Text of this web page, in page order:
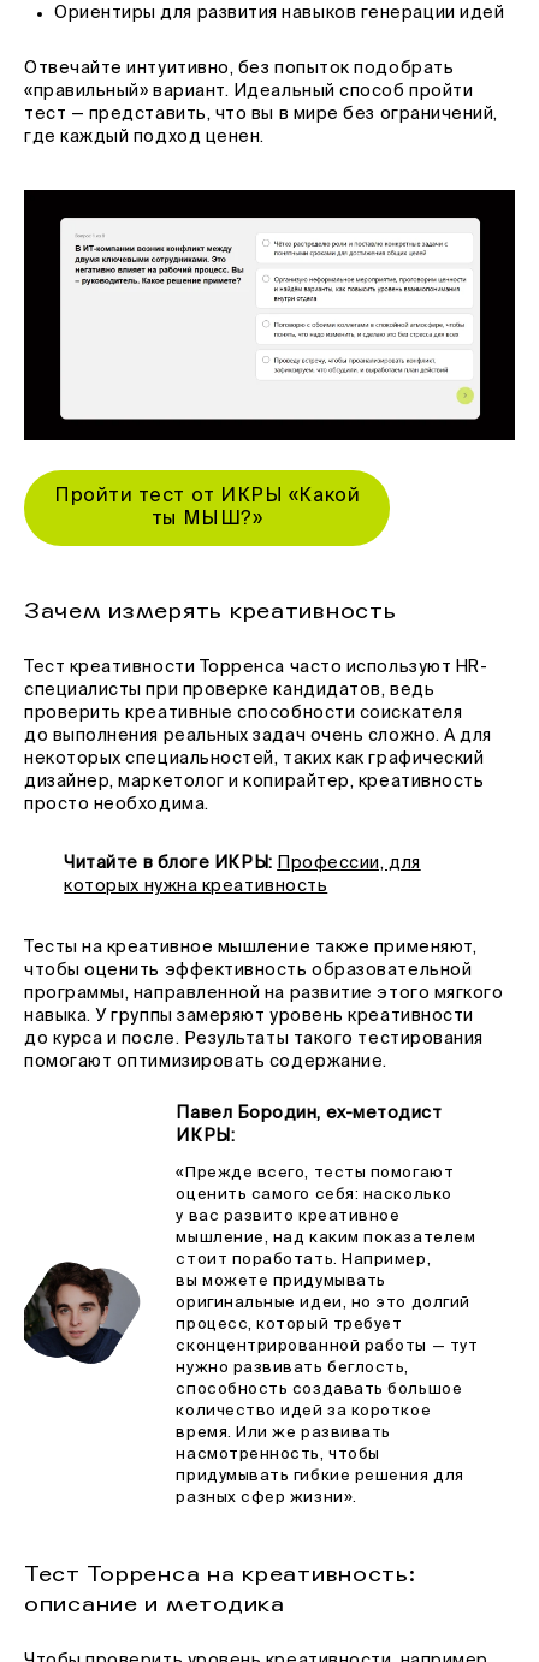
Ориентиры для развития навыков генерации идей
Отвечайте интуитивно, без попыток подобрать
«правильный» вариант. Идеальный способ пройти
тест — представить, что вы в мире без ограничений,
где каждый подход ценен.
Пройти тест от ИКРЫ «Какой
ты МЫШ?»
Зачем измерять креативность
Тест креативности Торренса часто используют HR-
специалисты при проверке кандидатов, ведь
проверить креативные способности соискателя
до выполнения реальных задач очень сложно. А для
некоторых специальностей, таких как графический
дизайнер, маркетолог и копирайтер, креативность
просто необходима.
Читайте в блоге ИКРЫ: Профессии, для
которых нужна креативность
Тесты на креативное мышление также применяют,
чтобы оценить эффективность образовательной
программы, направленной на развитие этого мягкого
навыка. У группы замеряют уровень креативности
до курса и после. Результаты такого тестирования
помогают оптимизировать содержание.
Павел Бородин, ex-методист
ИКРЫ :
«Прежде всего, тесты помогают
оценить самого себя: насколько
у вас развито креативное
мышление, над каким показателем
стоит поработать. Например,
вы можете придумывать
оригинальные идеи, но это долгий
процесс, который требует
сконцентрированной работы — тут
нужно развивать беглость,
способность создавать большое
количество идей за короткое
время. Или же развивать
насмотренность, чтобы
придумывать гибкие решения для
разных сфер жизни».
Тест Торренса на креативность:
описание и методика